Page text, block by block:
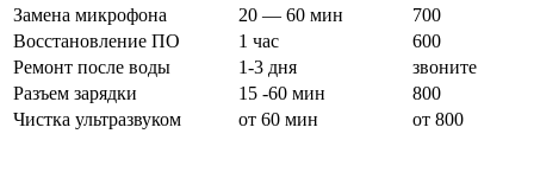
Замена микрофона
20 — 60 мин
700
Восстановление ПО
1 час
600
Ремонт после воды
1-3 дня
звоните
Разъем зарядки
15 -60 мин
800
Чистка ультразвуком
от 60 мин от 800